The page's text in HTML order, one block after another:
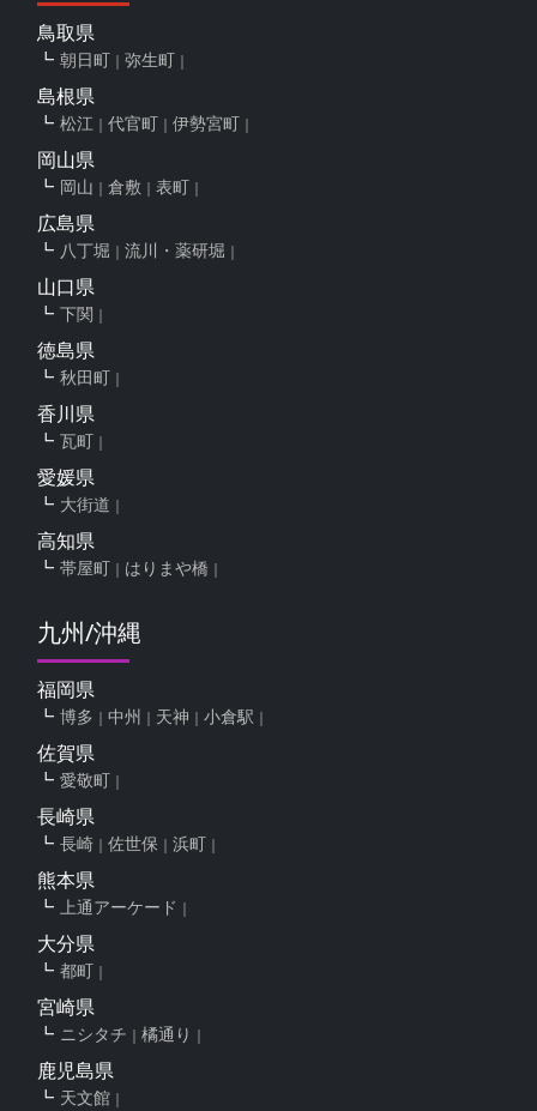
鳥取県
朝日町 弥生町
島根県
松江 代官町 伊勢宮町
岡山県
岡山 倉敷 表町
広島県
八丁堀 流川・薬研堀
山口県
下関
徳島県
秋田町
香川県
瓦町
愛媛県
大街道
高知県
帯屋町 はりまや橋
九州/沖縄
福岡県
博多 中州 天神 小倉駅
佐賀県
愛敬町
長崎県
長崎 佐世保 浜町
熊本県
上通アーケード
大分県
都町
宮崎県
ニシタチ 橘通り
鹿児島県
天文館